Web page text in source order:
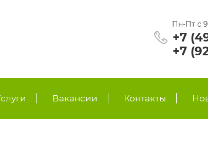
Пн-Пт с
+7
+7
Вакансии Контакты